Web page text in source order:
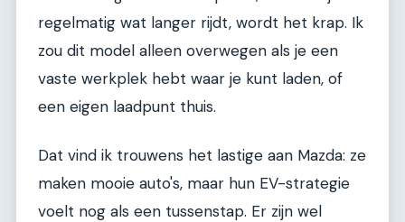
regelmatig wat langer rijdt, wordt het krap. Ik
zou dit model alleen overwegen als je een
vaste werkplek hebt waar je kunt laden, of
een eigen laadpunt thuis.
Dat vind ik trouwens het lastige aan Mazda: ze
maken mooie auto's, maar hun EV-strategie
voelt nog als een tussenstap. Er zijn wel